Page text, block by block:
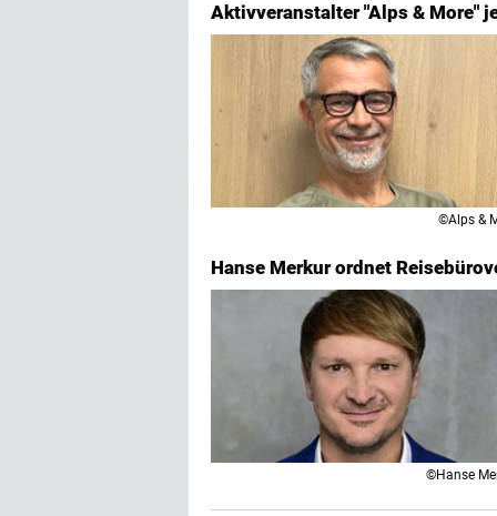
Aktivveranstalter "Alps & More"
©Alps &
Hanse Merkur ordnet
©Hanse